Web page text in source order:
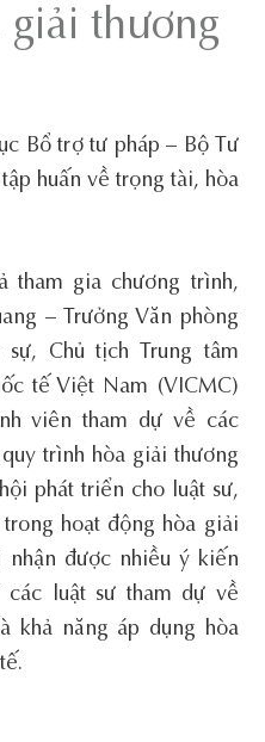
giải thương
Bổ trợ tư pháp – Bộ Tư
huấn về trọng tài, hòa
tham gia chương trình,
– Trưởng Văn phòng
sự, Chủ tịch Trung tâm
tế Việt Nam (VICMC)
viên tham dự về các
trình hòa giải thương
phát triển cho luật sư,
hoạt động hòa giải
được nhiều ý kiến
luật sư tham dự về
khả năng áp dụng hòa